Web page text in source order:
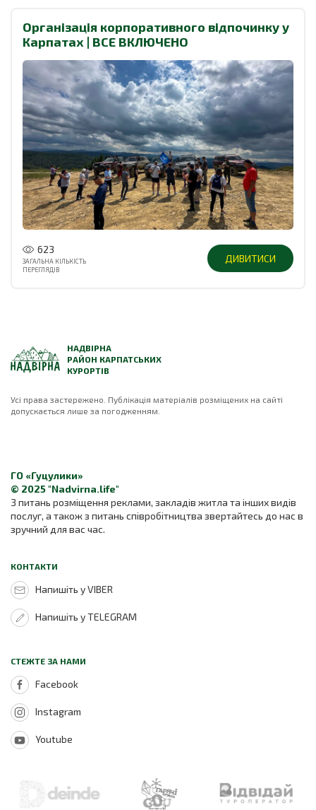
Організація корпоративного відпочинку у
Карпатах | ВСЕ ВКЛЮЧЕНО
623
ЗАГАЛЬНА КІЛЬКІСТЬ
ПЕРЕГЛЯДІВ
ДИВИТИСИ
НАДВІРНА
РАЙОН КАРПАТСЬКИХ
КУРОРТІВ
Усі права застережено. Публікація матеріалів розміщених на сайті
допускається лише за погодженням.
ГО «Гуцулики»
© 2025 "Nadvirna.life"
З питань розміщення реклами, закладів житла та інших видів
послуг, а також з питань співробітництва звертайтесь до нас в
зручний для вас час.
КОНТАКТИ
Напишіть у VIBER
Напишіть у TELEGRAM
СТЕЖТЕ ЗА НАМИ
Facebook
Instagram
Youtube